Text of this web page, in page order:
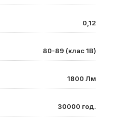
0,12
80-89 (клас 1В)
1800 Лм
30000 год.